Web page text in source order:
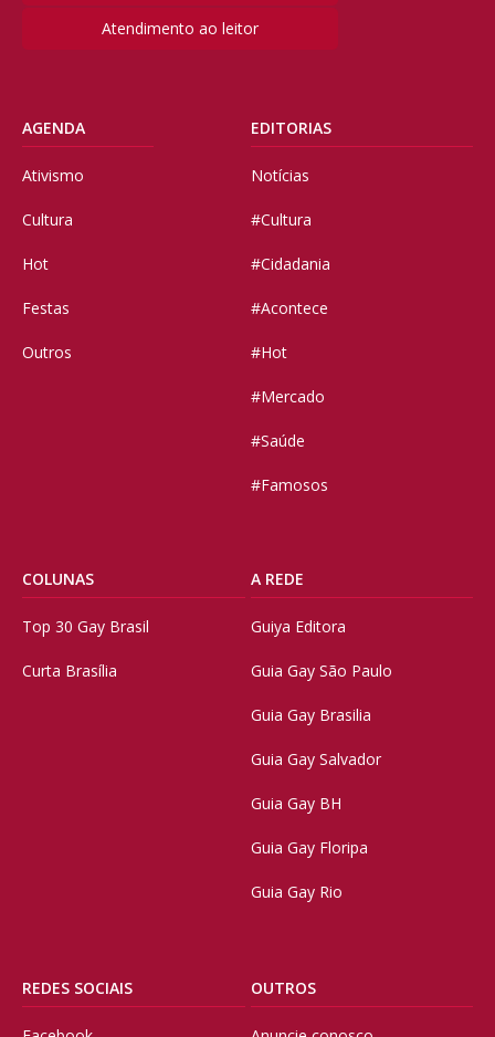
Atendimento ao leitor
AGENDA
Ativismo
Cultura
Hot
Festas
Outros
EDITORIAS
Notícias
#Cultura
#Cidadania
#Acontece
#Hot
#Mercado
#Saúde
#Famosos
COLUNAS
Top 30 Gay Brasil
Curta Brasília
A REDE
Guiya Editora
Guia Gay São Paulo
Guia Gay Brasilia
Guia Gay Salvador
Guia Gay BH
Guia Gay Floripa
Guia Gay Rio
REDES SOCIAIS OUTROS